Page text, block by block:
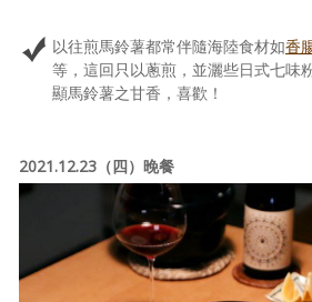
以往煎馬鈴薯都常伴隨海陸食材如香
等，這回只以蔥煎，並灑些日式七味
顯馬鈴薯之甘香，喜歡！
2021.12.23（四）晚餐